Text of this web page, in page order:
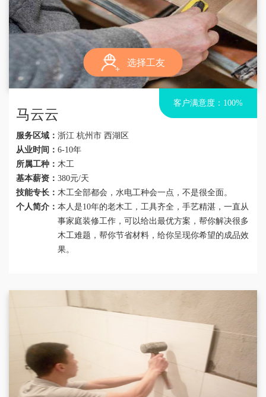
区 区
选择工友
客户满意度：100%
马云云
服务区域： 浙江 杭州市 西湖区
从业时间： 6-10年
所属工种： 木工
基本薪资： 380元/天
技能专长： 木工全部都会，水电工种会一点，不是很全面。
个人简介： 本人是10年的老木工，工具齐全，手艺精湛，一直从
事家庭装修工作，可以给出最优方案，帮你解决很多
木工难题，帮你节省材料，给你呈现你希望的成品效
果。